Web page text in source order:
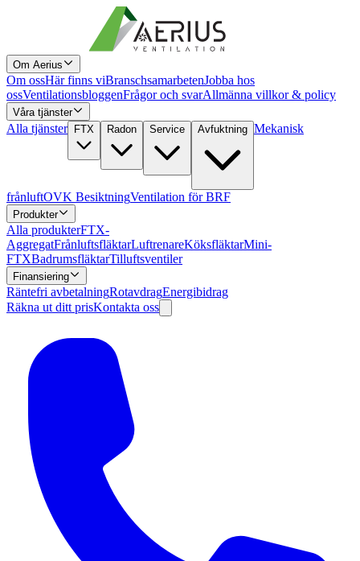
Om Aerius
Om ossHär finns viBranschsamarbetenJobba hos
ossVentilationsbloggenFrågor och svarAllmänna villkor & policy
Våra tjänster
Alla tjänster FTX Radon Service Avfuktning Mekanisk
frånluftOVK BesiktningVentilation för BRF
Produkter
Alla produkterFTX-
AggregatFrånluftsfläktarLuftrenareKöksfläktarMini-
FTXBadrumsfläktarTilluftsventiler
Finansiering
Räntefri avbetalningRotavdragEnergibidrag
Räkna ut ditt prisKontakta oss